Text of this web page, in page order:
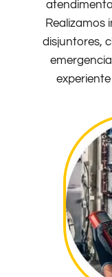
Realizamos
disjuntores,